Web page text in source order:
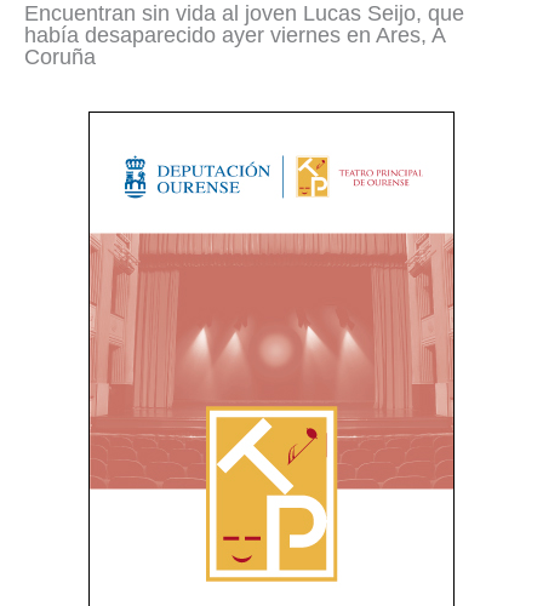
Encuentran sin vida al joven Lucas Seijo, que
había desaparecido ayer viernes en Ares, A
Coruña